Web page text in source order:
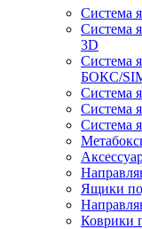
Система
Система
3D
Система
БОКС/
Система
Система
Система
Ящики
Коврики